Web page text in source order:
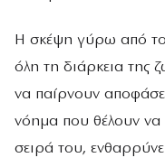
Η σκέψη γύρω από το
όλη τη διάρκεια της
να παίρνουν
νόημα που θέλουν
σειρά του,